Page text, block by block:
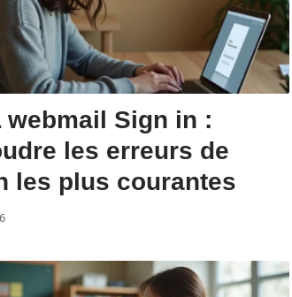
webmail Sign in :
les erreurs de
les plus courantes